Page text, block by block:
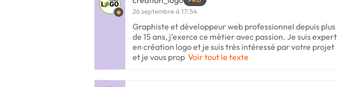
26 septembre à 17:54
Graphiste et développeur web professionnel depuis plus
de 15 ans, j’exerce ce métier avec passion. Je suis expert
en création logo et je suis très intéressé par votre projet
et je vous prop Voir tout le texte